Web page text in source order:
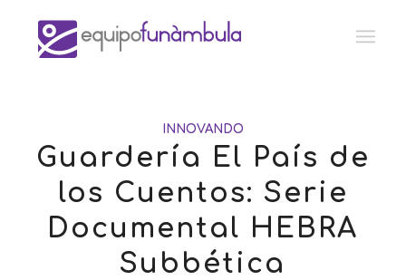
INNOVANDO
Guardería El País de
los Cuentos: Serie
Documental HEBRA
Subbética